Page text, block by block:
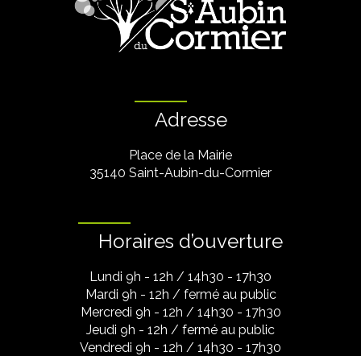
Adresse
Place de la Mairie
35140 Saint-Aubin-du-Cormier
Horaires d’ouverture
Lundi 9h - 12h / 14h30 - 17h30
Mardi 9h - 12h / fermé au public
Mercredi 9h - 12h / 14h30 - 17h30
Jeudi 9h - 12h / fermé au public
Vendredi 9h - 12h / 14h30 - 17h30